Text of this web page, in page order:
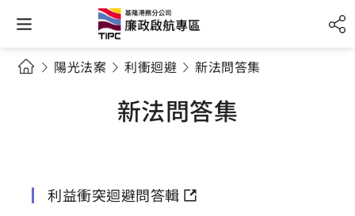
陽光法案 利衝迴避 新法問答集
新法問答集
利益衝突迴避問答輯